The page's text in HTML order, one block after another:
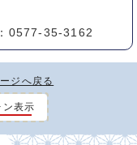
0577-35-3162
ジへ戻る
ン表示